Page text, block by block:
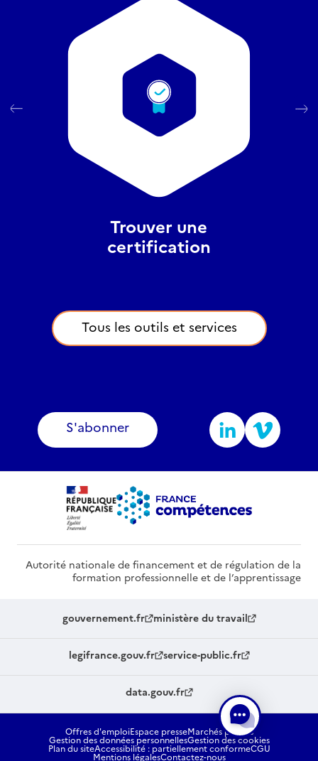
Trouver une
certification
Tous les outils et services
S'abonner
Autorité nationale de financement et de régulation de la
formation professionnelle et de l’apprentissage
gouvernement.fr ministère du travail
legifrance.gouv.fr service-public.fr
data.gouv.fr
Offres d'emploiEspace presseMarchés publics
Gestion des données personnellesGestion des cookies
Plan du siteAccessibilité : partiellement conformeCGU
Mentions légalesContactez-nous